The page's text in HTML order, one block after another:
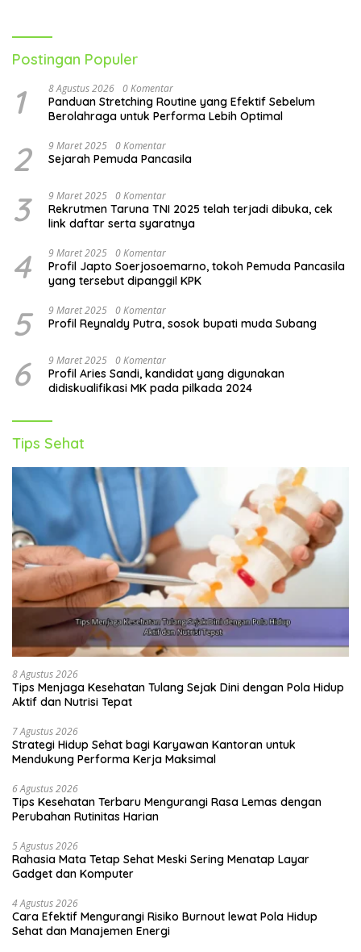
Postingan Populer
1 8 Agustus 2026 0 Komentar
Panduan Stretching Routine yang Efektif Sebelum
Berolahraga untuk Performa Lebih Optimal
2 9 Maret 2025 0 Komentar
Sejarah Pemuda Pancasila
3 9 Maret 2025 0 Komentar
Rekrutmen Taruna TNI 2025 telah terjadi dibuka, cek
link daftar serta syaratnya
4 9 Maret 2025 0 Komentar
Profil Japto Soerjosoemarno, tokoh Pemuda Pancasila
yang tersebut dipanggil KPK
5 9 Maret 2025 0 Komentar
Profil Reynaldy Putra, sosok bupati muda Subang
6 9 Maret 2025 0 Komentar
Profil Aries Sandi, kandidat yang digunakan
didiskualifikasi MK pada pilkada 2024
Tips Sehat
8 Agustus 2026
Tips Menjaga Kesehatan Tulang Sejak Dini dengan Pola Hidup
Aktif dan Nutrisi Tepat
7 Agustus 2026
Strategi Hidup Sehat bagi Karyawan Kantoran untuk
Mendukung Performa Kerja Maksimal
6 Agustus 2026
Tips Kesehatan Terbaru Mengurangi Rasa Lemas dengan
Perubahan Rutinitas Harian
5 Agustus 2026
Rahasia Mata Tetap Sehat Meski Sering Menatap Layar
Gadget dan Komputer
4 Agustus 2026
Cara Efektif Mengurangi Risiko Burnout lewat Pola Hidup
Sehat dan Manajemen Energi